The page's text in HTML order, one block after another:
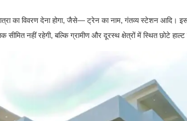
का विवरण देना होगा, जैसे— ट्रेन का नाम, गंतव्य स्टेशन
नहीं रहेगी, बल्कि ग्रामीण और दूरस्थ क्षेत्रों में स्थित छोटे